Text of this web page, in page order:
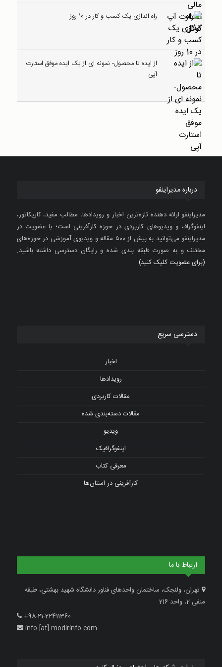
راه اندازی یک کسب و کار در 10 روز
از ایده تا محصول- نمونه ای از یک ایده موفق استارت
آپی
درباره مدیراینفو
مدیراینفو ارائه دهنده تازه‌ترین اخبار و رویدادها، مطالب مفید، کاریکاتور،
اینفوگراف و ویدیوهای کاربردی در حوزه کارآفرینی است؛ با عضویت در
مدیراینفو می‌توانید به بیش از ۵۰۰ مقاله و ویدیوی آموزشی در حوزه‌های
مختلف و به صورت طبقه بندی شده و رایگان دسترسی داشته باشید.
(برای عضویت کلیک کنید)
دسترسی سریع
اخبار
رویدادها
مقالات کاربردی
مقالات دسته‌بندی شده
ویدیو
اینفوگرافیک
معرفی کتاب
کارآفرینی در استان‌ها
ارتباط با ما
تهران، ولنجک، ساختمان واحدهای فناور دانشگاه شهید بهشتی، طبقه
منفی 2، واحد 216
+98-21-22411360
info [at] modirinfo.com